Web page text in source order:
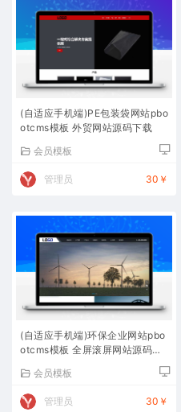
(自适应手机端)PE包装袋网站pbo
otcms模板 外贸网站源码下载
会员模板
管理员 30￥
(自适应手机端)环保企业网站pbo
otcms模板 全屏滚屏网站源码下
会员模板
管理员 30￥